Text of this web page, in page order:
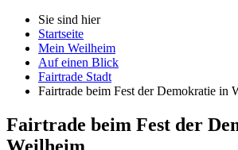
Sie sind hier
Startseite
Mein Weilheim
Auf einen Blick
Fairtrade Stadt
Fairtrade beim Fest der Demokratie in
Fairtrade beim Fest der
Weilheim